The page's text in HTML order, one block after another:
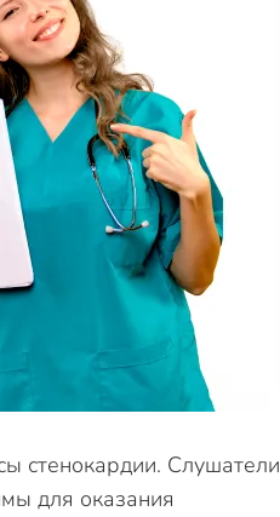
стенокардии. Слушатели
для оказания